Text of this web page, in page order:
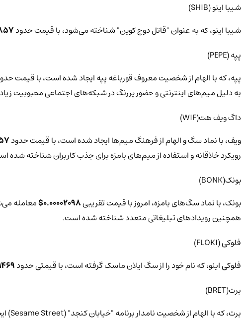
شیبا اینو (SHIB)
شیبا اینو، که به عنوان "قاتل دوج کوین" شناخته می‌شود، با قیمت حدود
پپه (PEPE)
پپه، که با الهام از شخصیت معروف قورباغه پپه ایجاد شده است، با قیمت
به دلیل میم‌های اینترنتی و حضور پررنگ در شبکه‌های اجتماعی محبوبیت
داگ ویف هت(WIF)
ویف، با نماد سگ و الهام از فرهنگ میم‌ها ایجاد شده است، با قیمت حدود
رویکرد خلاقانه و استفاده از میم‌های بامزه برای جذب کاربران شناخته شده
بونک(BONK)
بونک، با نماد سگ‌های بامزه، امروز با قیمت تقریبی0.00002098$ معامله می‌شود. در 24 ساعت گذشته، این
همچنین رویدادهای تبلیغاتی متعدد شناخته شده است.
فلوکی (FLOKI)
فلوکی اینو، که نام خود را از سگ ایلان ماسک گرفته است، با قیمتی حدود
برت(BRET)
برت، که با الهام از شخصیت نامدار برنامه "خیابان کنجد" (Sesame Street) ایجاد شده است، با قیمتی حدود